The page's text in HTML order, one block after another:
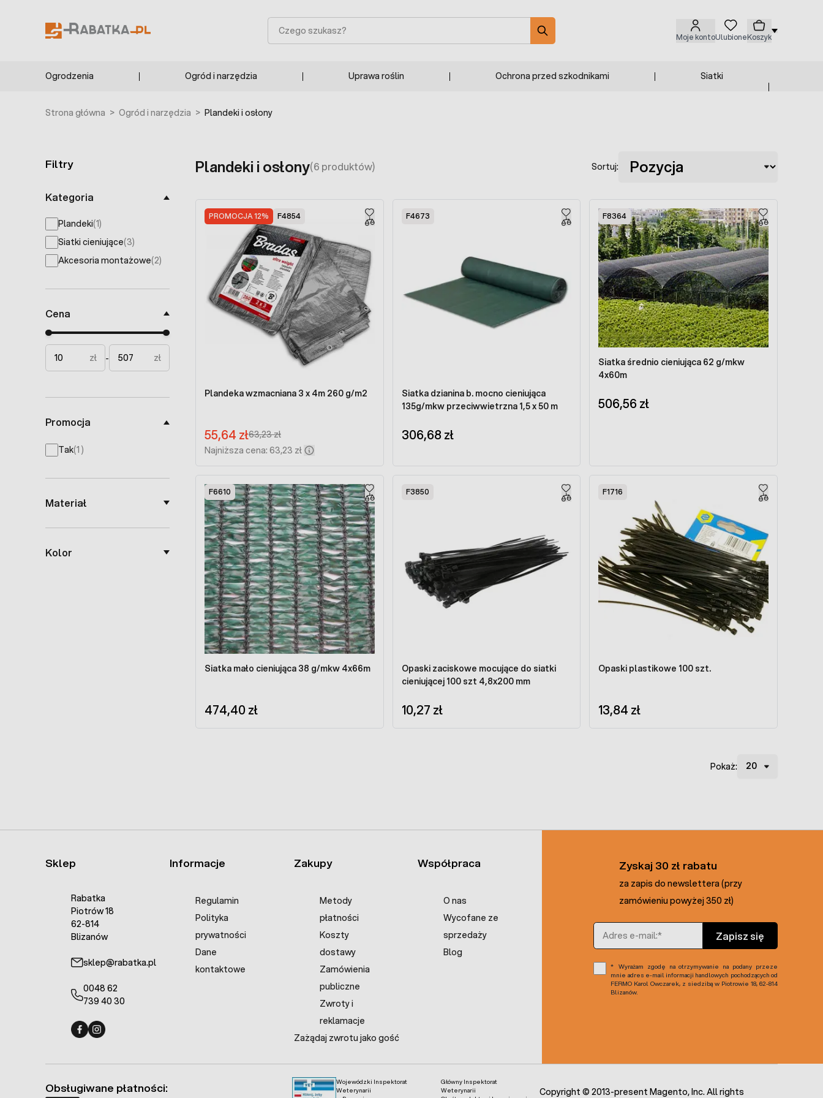
Moje kontoUlubioneKoszyk
Szukaj
Ogrodzenia Ogród i narzędzia Uprawa roślin Ochrona przed szkodnikami Siatki
Strona główna > Ogród i narzędzia > Plandeki i osłony
Filtry
Kategoria
Plandeki(1)
products available
Siatki cieniujące(3)
products available
Akcesoria montażowe(2)
products available
Cena
Minimal price
Maximum price
zł
- zł
Promocja
Tak(1 products available
)
Materiał
Kolor
Plandeki i osłony(6 produktów) Sortuj:
PROMOCJA 12% F4854
Plandeka wzmacniana 3 x 4m 260 g/m2
Cena promocyjna:
55,64 złRegular Price:
63,23 zł
Najniższa cena: 63,23 zł
F4673
Siatka dzianina b. mocno cieniująca
135g/mkw przeciwwietrzna 1,5 x 50 m
306,68 zł
F8364
Siatka średnio cieniująca 62 g/mkw
4x60m
506,56 zł
F6610
Siatka mało cieniująca 38 g/mkw 4x66m
474,40 zł
F3850
Opaski zaciskowe mocujące do siatki
cieniującej 100 szt 4,8x200 mm
10,27 zł
F1716
Opaski plastikowe 100 szt.
13,84 zł
Pokaż:
Sklep
Rabatka
Piotrów 18
62-814
Blizanów
sklep@rabatka.pl
0048 62
739 40 30
Informacje
Regulamin
Polityka
prywatności
Dane
kontaktowe
Zakupy
Metody
płatności
Koszty
dostawy
Zamówienia
publiczne
Zwroty i
reklamacje
Zażądaj zwrotu jako gość
Współpraca
O nas
Wycofane ze
sprzedaży
Blog
Zyskaj 30 zł rabatu
za zapis do newslettera (przy
zamówieniu powyżej 350 zł)
Adres e-mail
Zapisz się
Wyrażam zgodę na otrzymywanie na podany przeze
mnie adres e-mail informacji handlowych pochodzących od
FERMO Karol Owczarek, z siedzibą w Piotrowie 18, 62-814
Blizanów.
Wojewódzki Inspektorat
Weterynarii
Główny Inspektorat
Weterynarii
Obsługiwane płatności: Copyright © 2013-present Magento, Inc. All rights